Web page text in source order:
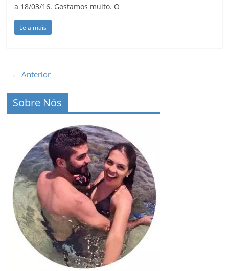
a 18/03/16. Gostamos muito. O
Leia mais
← Anterior
Sobre Nós